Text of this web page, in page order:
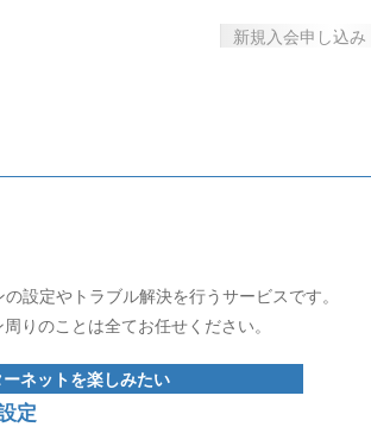
新規入会申し込
設定やトラブル解決を行うサービスです。
りのことは全てお任せください。
ネットを楽しみたい
定